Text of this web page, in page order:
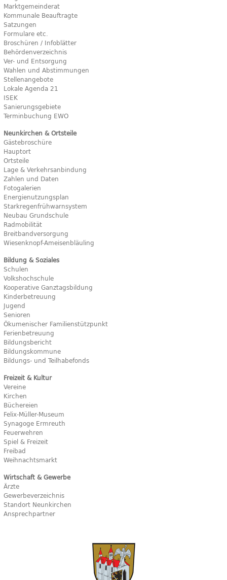
Marktgemeinderat
Kommunale Beauftragte
Satzungen
Formulare etc.
Broschüren / Infoblätter
Behördenverzeichnis
Ver- und Entsorgung
Wahlen und Abstimmungen
Stellenangebote
Lokale Agenda 21
ISEK
Sanierungsgebiete
Terminbuchung EWO
Neunkirchen & Ortsteile
Gästebroschüre
Hauptort
Ortsteile
Lage & Verkehrsanbindung
Zahlen und Daten
Fotogalerien
Energienutzungsplan
Starkregenfrühwarnsystem
Neubau Grundschule
Radmobilität
Breitbandversorgung
Wiesenknopf-Ameisenbläuling
Bildung & Soziales
Schulen
Volkshochschule
Kooperative Ganztagsbildung
Kinderbetreuung
Jugend
Senioren
Ökumenischer Familienstützpunkt
Ferienbetreuung
Bildungsbericht
Bildungskommune
Bildungs- und Teilhabefonds
Freizeit & Kultur
Vereine
Kirchen
Büchereien
Felix-Müller-Museum
Synagoge Ermreuth
Feuerwehren
Spiel & Freizeit
Freibad
Weihnachtsmarkt
Wirtschaft & Gewerbe
Ärzte
Gewerbeverzeichnis
Standort Neunkirchen
Ansprechpartner